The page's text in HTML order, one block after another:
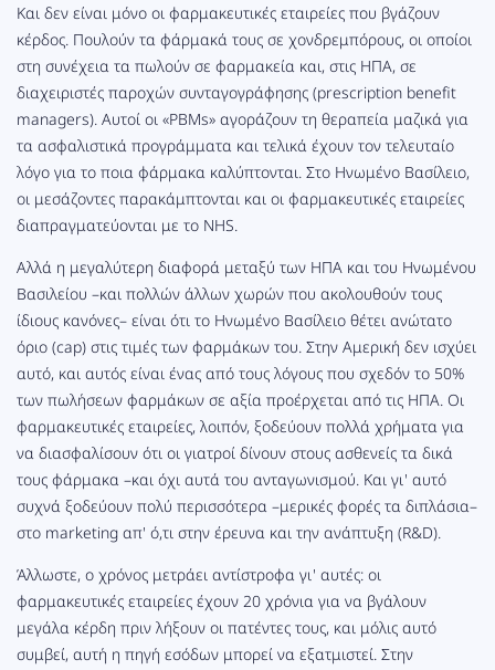
Και δεν είναι μόνο οι φαρμακευτικές εταιρείες που βγάζουν
κέρδος. Πουλούν τα φάρμακά τους σε χονδρεμπόρους, οι οποίοι
στη συνέχεια τα πωλούν σε φαρμακεία και, στις ΗΠΑ, σε
διαχειριστές παροχών συνταγογράφησης (prescription benefit
managers). Αυτοί οι «PBMs» αγοράζουν τη θεραπεία μαζικά για
τα ασφαλιστικά προγράμματα και τελικά έχουν τον τελευταίο
λόγο για το ποια φάρμακα καλύπτονται. Στο Ηνωμένο Βασίλειο,
οι μεσάζοντες παρακάμπτονται και οι φαρμακευτικές εταιρείες
διαπραγματεύονται με το NHS.
Αλλά η μεγαλύτερη διαφορά μεταξύ των ΗΠΑ και του Ηνωμένου
Βασιλείου –και πολλών άλλων χωρών που ακολουθούν τους
ίδιους κανόνες– είναι ότι το Ηνωμένο Βασίλειο θέτει ανώτατο
όριο (cap) στις τιμές των φαρμάκων του. Στην Αμερική δεν ισχύει
αυτό, και αυτός είναι ένας από τους λόγους που σχεδόν το 50%
των πωλήσεων φαρμάκων σε αξία προέρχεται από τις ΗΠΑ. Οι
φαρμακευτικές εταιρείες, λοιπόν, ξοδεύουν πολλά χρήματα για
να διασφαλίσουν ότι οι γιατροί δίνουν στους ασθενείς τα δικά
τους φάρμακα –και όχι αυτά του ανταγωνισμού. Και γι' αυτό
συχνά ξοδεύουν πολύ περισσότερα –μερικές φορές τα διπλάσια–
στο marketing απ' ό,τι στην έρευνα και την ανάπτυξη (R&D).
Άλλωστε, ο χρόνος μετράει αντίστροφα γι' αυτές: οι
φαρμακευτικές εταιρείες έχουν 20 χρόνια για να βγάλουν
μεγάλα κέρδη πριν λήξουν οι πατέντες τους, και μόλις αυτό
συμβεί, αυτή η πηγή εσόδων μπορεί να εξατμιστεί. Στην